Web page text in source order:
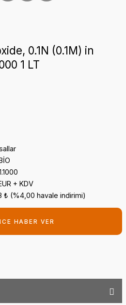
0.1N (0.1M) in
1 LT
+ KDV
₺ (%4,00 havale indirimi)
HABER VER